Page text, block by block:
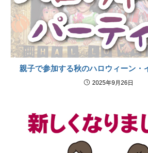
親子で参加する秋のハロウィーン・
2025年9月26日